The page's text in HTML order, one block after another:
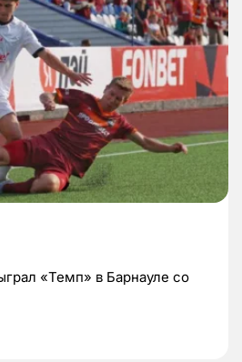
«Темп» в Барнауле со